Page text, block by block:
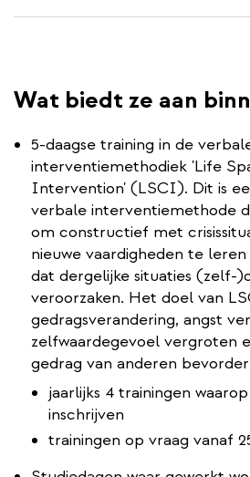
Wat biedt ze aan
5-daagse training in de
interventiemethodiek 'Life
Intervention' (LSCI). Dit is
verbale interventiemethode
om constructief met
nieuwe vaardigheden te
dat dergelijke situaties (zelf-
veroorzaken. Het doel van
gedragsverandering, angst
zelfwaardegevoel vergroten
gedrag van anderen
jaarlijks 4 trainingen
inschrijven
trainingen op vraag vanaf